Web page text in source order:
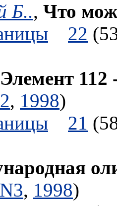
Б.., Что
22
Элемент
, 1998)
21
N3, 1998)